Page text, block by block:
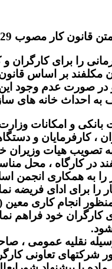
قانون‌ کار مصوب 29 آبان‌ 1369
مسکن و در صورت عدم
به احداث خانه های
، کارفرمایان و
تصویب هیات وزیران
در کارگاه ،
به همکاری انجمن
را برای ادای
به منظور انجام
خود فراهم
شود.